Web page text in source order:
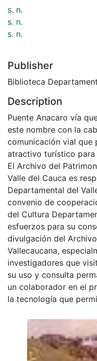
s. n.
s. n.
s. n.
Publisher
Biblioteca
Description
Puente Anacaro vía
este nombre con la
comunicación vial que
atractivo turístico
El Archivo del
Valle del Cauca es
Departamental del
convenio de
del Cultura
esfuerzos para su
divulgación del
Vallecaucana,
investigadores que
su uso y consulta
un colaborador en el
la tecnología que